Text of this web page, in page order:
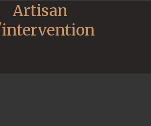
Artisan